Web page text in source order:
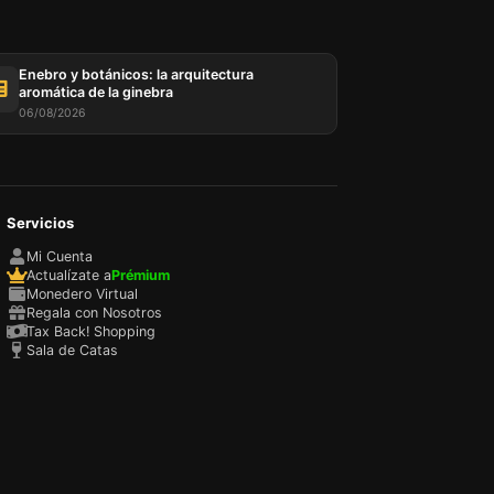
Enebro y botánicos: la arquitectura
aromática de la ginebra
06/08/2026
Servicios
Mi Cuenta
Actualízate aPrémium
Monedero Virtual
Regala con Nosotros
Tax Back! Shopping
Sala de Catas
y